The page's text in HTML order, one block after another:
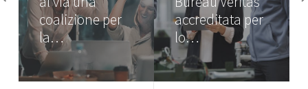
coalizione per
la…
accreditata per
lo…